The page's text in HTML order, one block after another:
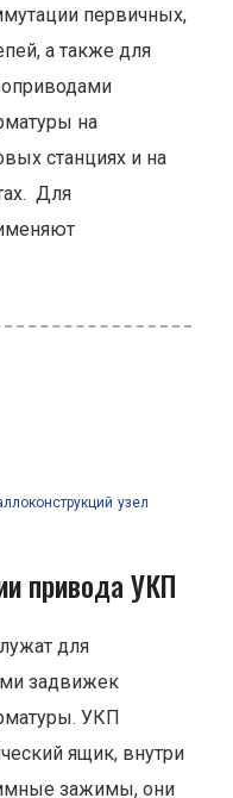
первичных,
а также для
на
станциях и на
Для
узел
привода УКП
для
задвижек
УКП
ящик, внутри
зажимы, они